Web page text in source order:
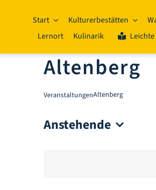
Start Kulturerbestätten
Lernort
Kulinarik
Altenberg
VeranstaltungenAltenberg
Anstehende